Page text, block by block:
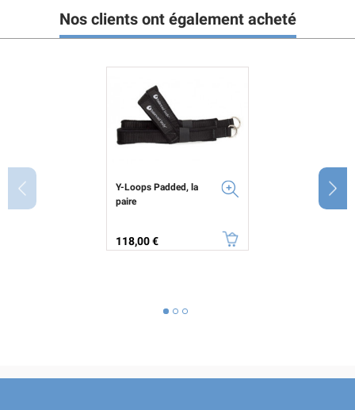
Nos clients ont également acheté
Y-Loops Padded, la
paire
Prix
118,00 €